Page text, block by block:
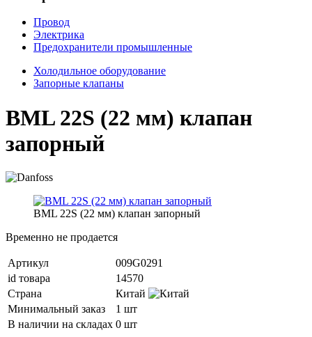
Провод
Электрика
Предохранители промышленные
Холодильное оборудование
Запорные клапаны
BML 22S (22 мм) клапан
запорный
BML 22S (22 мм) клапан запорный
Временно не продается
Артикул
009G0291
id товара
14570
Страна
Китай
Минимальный заказ
1 шт
В наличии на складах 0 шт